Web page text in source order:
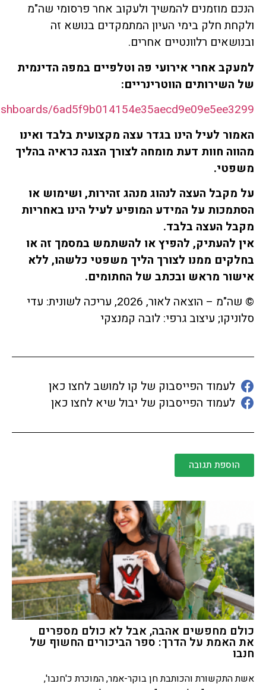
הנכם מוזמנים להמשיך ולעקוב אחר פרסומי שה"מ
ולקחת חלק בימי העיון המתמקדים בנושא זה
ובנושאים רלוונטיים אחרים.
למעקב אחרי אירועי פה וטלפיים במפה הדינמית
של השירותים הווטרינריים:
6ad5f9b014154e35aecd9e09e5ee3299
האמור לעיל הינו בגדר עצה מקצועית בלבד ואינו
מהווה חוות דעת מומחה לצורך הצגה כראיה בהליך
משפטי.
על מקבל העצה לנהוג מנהג זהירות, ושימוש או
הסתמכות על המידע המופיע לעיל הינו באחריות
מקבל העצה בלבד.
אין להעתיק, להפיץ או להשתמש במסמך זה או
בחלקים ממנו לצורך הליך משפטי כלשהו, ללא
אישור מראש ובכתב של החתומים.
© שה"מ – הוצאה לאור, 2026, עריכה לשונית: עדי
סלוניקו; עיצוב גרפי: לובה קמנצקי
לעמוד הפייסבוק של קו למושב לחצו כאן
לעמוד הפייסבוק של יבול שיא לחצו כאן
הוספת תגובה
כולם מחפשים אהבה, אבל לא כולם מספרים
את האמת על הדרך: ספר הביכורים החשוף של
חנבו
אשת התקשורת והכותבת חן בוקר-אמר, המוכרת כ'חנבו',